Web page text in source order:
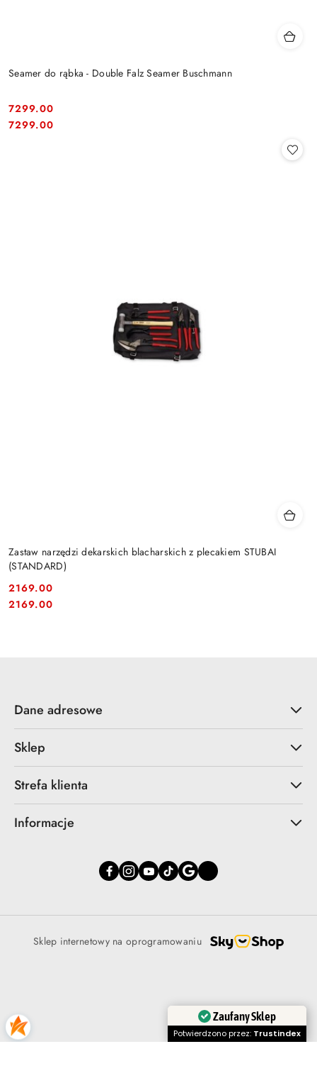
Seamer do rąbka - Double Falz Seamer Buschmann
Cena:
7299.00
Cena:
7299.00
Zastaw narzędzi dekarskich blacharskich z plecakiem STUBAI
(STANDARD)
Cena:
2169.00
Cena:
2169.00
Dane adresowe
Sklep
Strefa klienta
Informacje
Sklep internetowy na oprogramowaniu
Zaufany Sklep
Potwierdzono przez: Trustindex